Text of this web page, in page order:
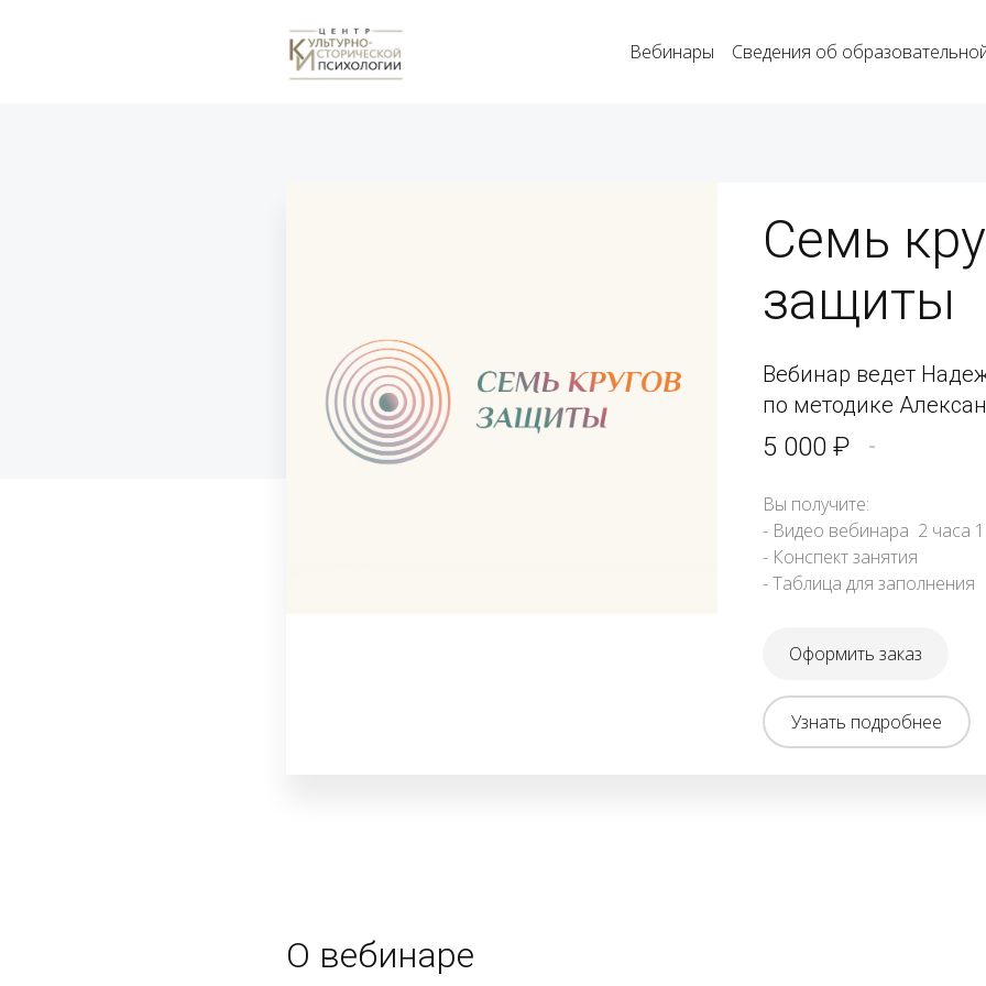
Вебинары Сведения об
Семь
защиты
Вебинар ведет
по методике
5 000 ₽
Вы получите:
- Видео вебинара  2 часа
- Конспект занятия
- Таблица для заполнения
Оформить заказ
Узнать подробнее
О вебинаре